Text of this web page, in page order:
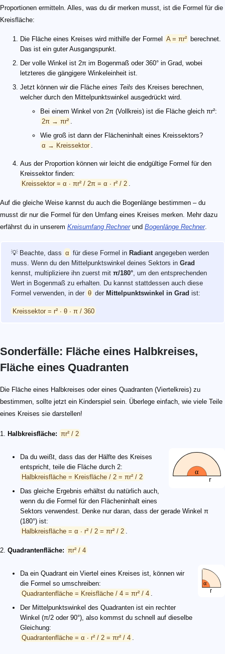
Proportionen ermitteln. Alles, was du dir merken musst, ist die Formel für die
Kreisfläche:
Die Fläche eines Kreises wird mithilfe der Formel A = πr² berechnet.
Das ist ein guter Ausgangspunkt.
Der volle Winkel ist 2π im Bogenmaß oder 360° in Grad, wobei
letzteres die gängigere Winkeleinheit ist.
Jetzt können wir die Fläche eines Teils des Kreises berechnen,
welcher durch den Mittelpunktswinkel ausgedrückt wird.
Bei einem Winkel von 2π (Vollkreis) ist die Fläche gleich πr²:
2π → πr²
Wie groß ist dann der Flächeninhalt eines Kreissektors?
α → Kreissektor
Aus der Proportion können wir leicht die endgültige Formel für den
Kreissektor finden:
Kreissektor = α ∙ πr² / 2π = α ∙ r² / 2
Auf die gleiche Weise kannst du auch die Bogenlänge bestimmen – du
musst dir nur die Formel für den Umfang eines Kreises merken. Mehr dazu
erfährst du in unserem Kreisumfang Rechnerund Bogenlänge Rechner.
💡 Beachte, dass α für diese Formel in Radiant angegeben werden
muss. Wenn du den Mittelpunktswinkel deines Sektors in Grad
kennst, multipliziere ihn zuerst mit π/180° , um den entsprechenden
Wert in Bogenmaß zu erhalten. Du kannst stattdessen auch diese
Formel verwenden, in der θ der Mittelpunktswinkel in Grad ist:
Kreissektor = r² ∙ θ ∙ π / 360
Sonderfälle: Fläche eines Halbkreises,
Fläche eines Quadranten
Die Fläche eines Halbkreises oder eines Quadranten (Viertelkreis) zu
bestimmen, sollte jetzt ein Kinderspiel sein. Überlege einfach, wie viele Teile
eines Kreises sie darstellen!
1. Halbkreisfläche: πr² / 2
Da du weißt, dass das der Hälfte des Kreises
entspricht, teile die Fläche durch 2:
Halbkreisfläche = Kreisfläche / 2 = πr² / 2
Das gleiche Ergebnis erhältst du natürlich auch,
wenn du die Formel für den Flächeninhalt eines
Sektors verwendest. Denke nur daran, dass der gerade Winkel π
(180°) ist:
Halbkreisfläche = α ∙ r² / 2 = πr² / 2
2. Quadrantenfläche: πr² / 4
Da ein Quadrant ein Viertel eines Kreises ist, können wir
die Formel so umschreiben:
Quadrantenfläche = Kreisfläche / 4 = πr² / 4
Der Mittelpunktswinkel des Quadranten ist ein rechter
Winkel (π/2 oder 90°), also kommst du schnell auf dieselbe
Gleichung:
Quadrantenfläche = α ∙ r² / 2 = πr² / 4